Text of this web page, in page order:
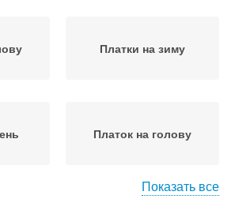
Платки на зиму
Платок на голову
Показать все